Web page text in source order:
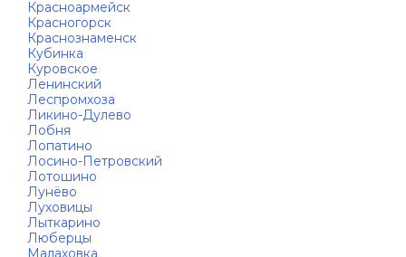
Красноармейск
Красногорск
Краснознаменск
Кубинка
Куровское
Ленинский
Леспромхоза
Ликино-Дулево
Лобня
Лопатино
Лосино-Петровский
Лотошино
Лунёво
Луховицы
Лыткарино
Люберцы
Малаховка